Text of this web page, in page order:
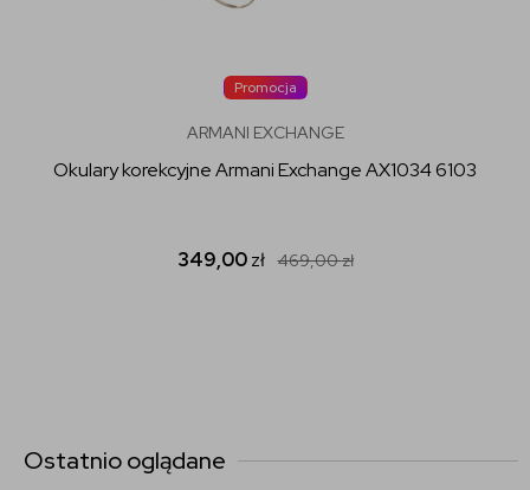
Promocja
ARMANI EXCHANGE
Okulary korekcyjne Armani Exchange AX1034 6103
349,00zł 469,00zł
Ostatnio oglądane